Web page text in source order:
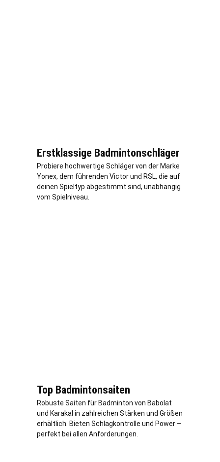
Erstklassige Badmintonschläger
Probiere hochwertige Schläger von der Marke
Yonex, dem führenden Victor und RSL, die auf
deinen Spieltyp abgestimmt sind, unabhängig
vom Spielniveau.
Top Badmintonsaiten
Robuste Saiten für Badminton von Babolat
und Karakal in zahlreichen Stärken und Größen
erhältlich. Bieten Schlagkontrolle und Power –
perfekt bei allen Anforderungen.